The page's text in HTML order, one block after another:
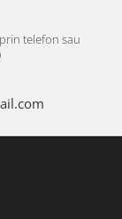
telefon sau